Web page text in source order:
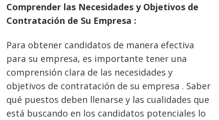
Comprender las Necesidades y Objetivos de
Contratación de Su Empresa :
Para obtener candidatos de manera efectiva
para su empresa, es importante tener una
comprensión clara de las necesidades y
objetivos de contratación de su empresa . Saber
qué puestos deben llenarse y las cualidades que
está buscando en los candidatos potenciales lo